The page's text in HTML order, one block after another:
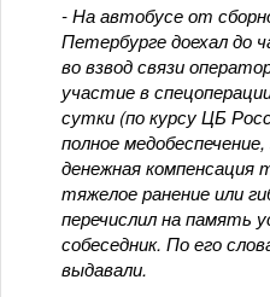
- На автобусе от
Петербурге доехал до
во взвод связи
участие в
сутки (по курсу ЦБ
полное
денежная компенсация
тяжелое ранение или
перечислил на память
собеседник. По его
выдавали.